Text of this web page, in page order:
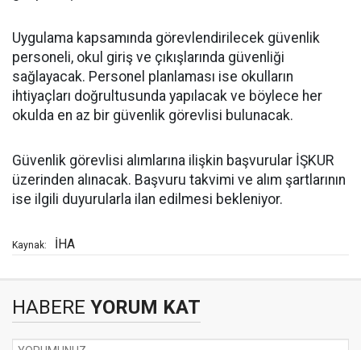
Uygulama kapsamında görevlendirilecek güvenlik
personeli, okul giriş ve çıkışlarında güvenliği
sağlayacak. Personel planlaması ise okulların
ihtiyaçları doğrultusunda yapılacak ve böylece her
okulda en az bir güvenlik görevlisi bulunacak.
Güvenlik görevlisi alımlarına ilişkin başvurular İŞKUR
üzerinden alınacak. Başvuru takvimi ve alım şartlarının
ise ilgili duyurularla ilan edilmesi bekleniyor.
Kaynak: İHA
HABERE YORUM KAT